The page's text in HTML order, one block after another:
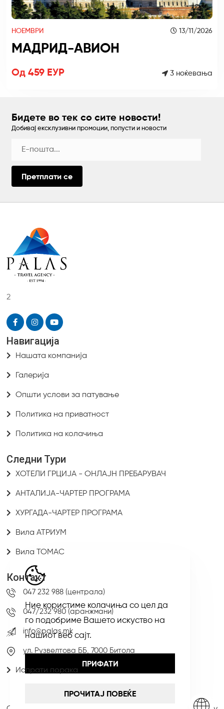
НОЕМВРИ 13/11/2026
МАДРИД-АВИОН
Од 459 ЕУР 3 ноќевања
Ние користиме колачиња со цел да
го подобриме Вашето искуство на
нашиот веб сајт.
ПРИФАТИ
ПРОЧИТАЈ ПОВЕЌЕ
Бидете во тек со сите новости!
Добивај ексклузивни промоции, попусти и новости
Претплати се
2
Навигација
Нашата компанија
Галерија
Општи услови за патување
Политика на приватност
Политика на колачиња
Следни Тури
ХОТЕЛИ ГРЦИЈА - ОНЛАЈН ПРЕБАРУВАЧ
АНТАЛИЈА-ЧАРТЕР ПРОГРАМА
ХУРГАДА-ЧАРТЕР ПРОГРАМА
Вила АТРИУМ
Вила ТОМАС
Контакт
047 232 988 (централа)
047/232 980 (аранжмани)
info@palas.mk
ул. Рузвелтова ББ, 7000 Битола
Испрати порака